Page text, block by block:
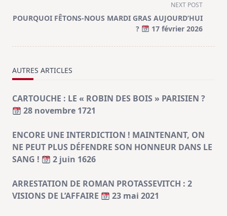
reader-
NEXT POST
POURQUOI FÊTONS-NOUS MARDI GRAS AUJOURD’HUI
?
17 février 2026
AUTRES ARTICLES
CARTOUCHE : LE « ROBIN DES BOIS » PARISIEN ?
28 novembre 1721
ENCORE UNE INTERDICTION ! MAINTENANT, ON
NE PEUT PLUS DÉFENDRE SON HONNEUR DANS LE
SANG !
2 juin 1626
ARRESTATION DE ROMAN PROTASSEVITCH : 2
VISIONS DE L’AFFAIRE
23 mai 2021